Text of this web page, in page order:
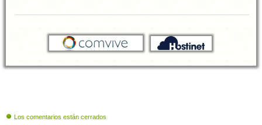
Los comentarios están cerrados